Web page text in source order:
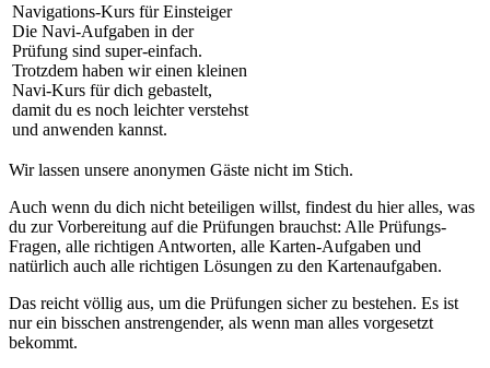
Navigations-Kurs für Einsteiger
Die Navi-Aufgaben in der
Prüfung sind super-einfach.
Trotzdem haben wir einen kleinen
Navi-Kurs für dich gebastelt,
damit du es noch leichter verstehst
und anwenden kannst.
Wir lassen unsere anonymen Gäste nicht im Stich.
Auch wenn du dich nicht beteiligen willst, findest du hier alles, was
du zur Vorbereitung auf die Prüfungen brauchst: Alle Prüfungs-
Fragen, alle richtigen Antworten, alle Karten-Aufgaben und
natürlich auch alle richtigen Lösungen zu den Kartenaufgaben.
Das reicht völlig aus, um die Prüfungen sicher zu bestehen. Es ist
nur ein bisschen anstrengender, als wenn man alles vorgesetzt
bekommt.